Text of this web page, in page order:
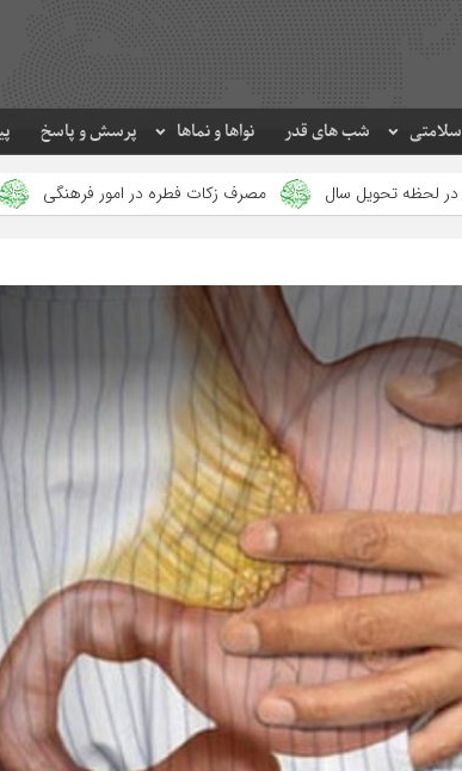
سلامتی شب های قدر نواها و نماها پرسش و پاسخ
مصرف زکات فطره در امور فرهنگی جلوه‌های